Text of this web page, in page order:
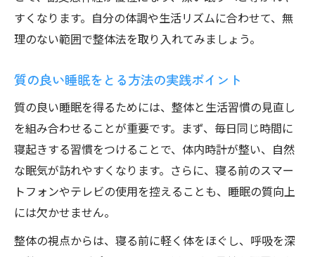
すくなります。自分の体調や生活リズムに合わせて、無
理のない範囲で整体法を取り入れてみましょう。
質の良い睡眠をとる方法の実践ポイント
質の良い睡眠を得るためには、整体と生活習慣の見直し
を組み合わせることが重要です。まず、毎日同じ時間に
寝起きする習慣をつけることで、体内時計が整い、自然
な眠気が訪れやすくなります。さらに、寝る前のスマー
トフォンやテレビの使用を控えることも、睡眠の質向上
には欠かせません。
整体の視点からは、寝る前に軽く体をほぐし、呼吸を深